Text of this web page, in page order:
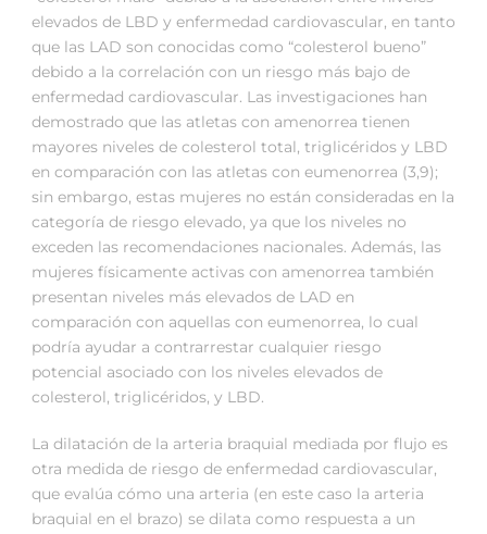
elevados de LBD y enfermedad cardiovascular, en tanto
que las LAD son conocidas como “colesterol bueno”
debido a la correlación con un riesgo más bajo de
enfermedad cardiovascular. Las investigaciones han
demostrado que las atletas con amenorrea tienen
mayores niveles de colesterol total, triglicéridos y LBD
en comparación con las atletas con eumenorrea (3,9);
sin embargo, estas mujeres no están consideradas en la
categoría de riesgo elevado, ya que los niveles no
exceden las recomendaciones nacionales. Además, las
mujeres físicamente activas con amenorrea también
presentan niveles más elevados de LAD en
comparación con aquellas con eumenorrea, lo cual
podría ayudar a contrarrestar cualquier riesgo
potencial asociado con los niveles elevados de
colesterol, triglicéridos, y LBD.
La dilatación de la arteria braquial mediada por flujo es
otra medida de riesgo de enfermedad cardiovascular,
que evalúa cómo una arteria (en este caso la arteria
braquial en el brazo) se dilata como respuesta a un